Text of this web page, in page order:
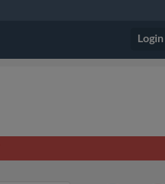
Login